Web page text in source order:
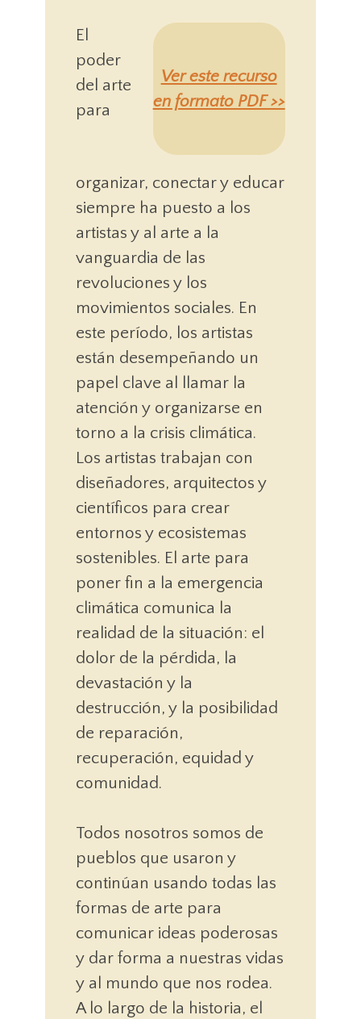
Ver este recurso
en formato PDF >>
El
poder
del arte
para
organizar, conectar y educar
siempre ha puesto a los
artistas y al arte a la
vanguardia de las
revoluciones y los
movimientos sociales. En
este período, los artistas
están desempeñando un
papel clave al llamar la
atención y organizarse en
torno a la crisis climática.
Los artistas trabajan con
diseñadores, arquitectos y
científicos para crear
entornos y ecosistemas
sostenibles. El arte para
poner fin a la emergencia
climática comunica la
realidad de la situación: el
dolor de la pérdida, la
devastación y la
destrucción, y la posibilidad
de reparación,
recuperación, equidad y
comunidad.
Todos nosotros somos de
pueblos que usaron y
continúan usando todas las
formas de arte para
comunicar ideas poderosas
y dar forma a nuestras vidas
y al mundo que nos rodea.
A lo largo de la historia, el